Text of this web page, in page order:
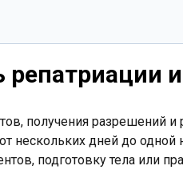
репатриации
получения разрешений
нескольких дней до одной
подготовку тела или